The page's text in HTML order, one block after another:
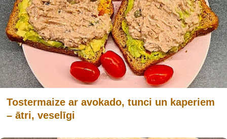
Tostermaize ar avokado, tunci un kaperiem
– ātri, veselīgi